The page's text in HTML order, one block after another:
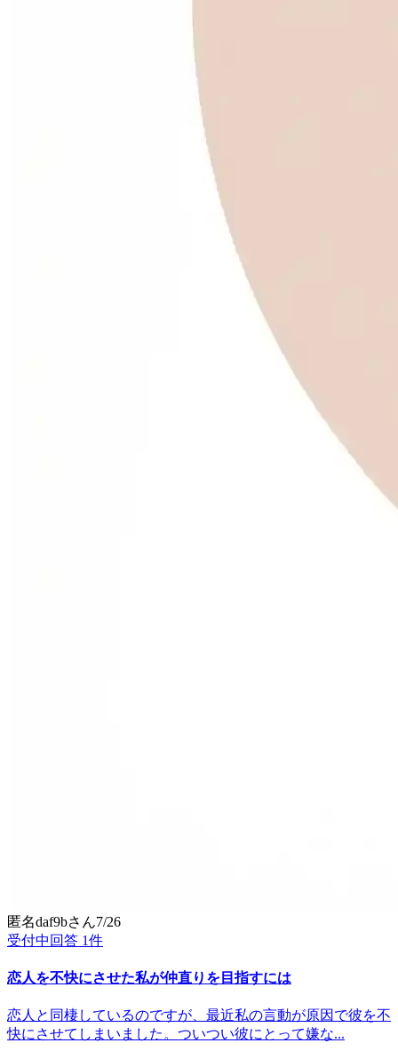
匿名daf9bさん7/26
受付中 回答 1件
恋人を不快にさせた私が仲直りを目指すには
恋人と同棲しているのですが、最近私の言動が原因で彼を不
快にさせてしまいました。ついつい彼にとって嫌な...